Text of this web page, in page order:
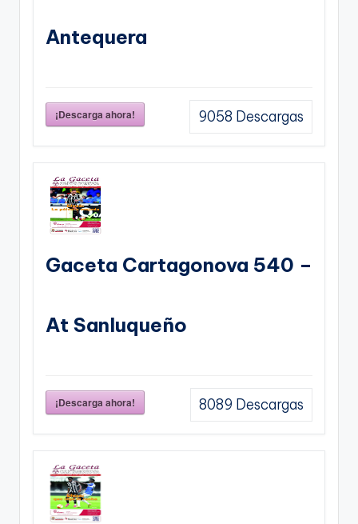
Antequera
¡Descarga ahora! 9058 Descargas
Gaceta Cartagonova 540 –
At Sanluqueño
¡Descarga ahora! 8089 Descargas